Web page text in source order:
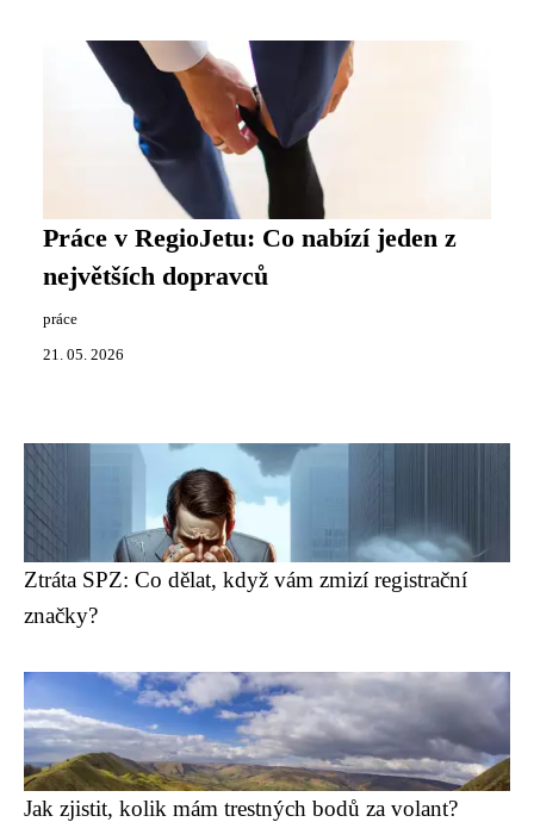
Práce v RegioJetu: Co nabízí jeden z
největších dopravců
práce
21. 05. 2026
Ztráta SPZ: Co dělat, když vám zmizí registrační
značky?
Jak zjistit, kolik mám trestných bodů za volant?